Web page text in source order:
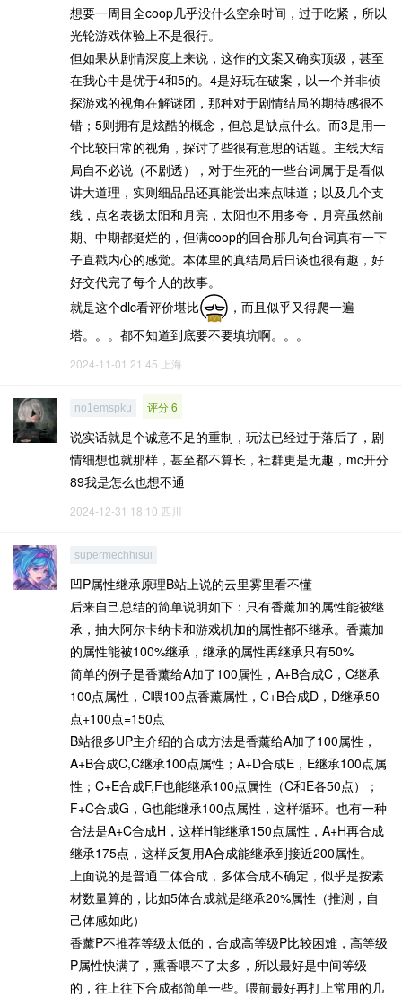
想要一周目全coop几乎没什么空余时间，过于吃紧，所以
光轮游戏体验上不是很行。
但如果从剧情深度上来说，这作的文案又确实顶级，甚至
在我心中是优于4和5的。4是好玩在破案，以一个并非侦
探游戏的视角在解谜团，那种对于剧情结局的期待感很不
错；5则拥有是炫酷的概念，但总是缺点什么。而3是用一
个比较日常的视角，探讨了些很有意思的话题。主线大结
局自不必说（不剧透），对于生死的一些台词属于是看似
讲大道理，实则细品品还真能尝出来点味道；以及几个支
线，点名表扬太阳和月亮，太阳也不用多夸，月亮虽然前
期、中期都挺烂的，但满coop的回合那几句台词真有一下
子直戳内心的感觉。本体里的真结局后日谈也很有趣，好
好交代完了每个人的故事。
就是这个dlc看评价堪比
，而且似乎又得爬一遍
塔。。。都不知道到底要不要填坑啊。。。
2024-11-01 21:45 上海
no1emspku 评分 6
说实话就是个诚意不足的重制，玩法已经过于落后了，剧
情细想也就那样，甚至都不算长，社群更是无趣，mc开分
89我是怎么也想不通
2024-12-31 18:10 四川
supermechhisui
凹P属性继承原理B站上说的云里雾里看不懂
后来自己总结的简单说明如下：只有香薰加的属性能被继
承，抽大阿尔卡纳卡和游戏机加的属性都不继承。香薰加
的属性能被100%继承，继承的属性再继承只有50%
简单的例子是香薰给A加了100属性，A+B合成C，C继承
100点属性，C喂100点香薰属性，C+B合成D，D继承50
点+100点=150点
B站很多UP主介绍的合成方法是香薰给A加了100属性，
A+B合成C,C继承100点属性；A+D合成E，E继承100点属
性；C+E合成F,F也能继承100点属性（C和E各50点）；
F+C合成G，G也能继承100点属性，这样循环。也有一种
合法是A+C合成H，这样H能继承150点属性，A+H再合成
继承175点，这样反复用A合成能继承到接近200属性。
上面说的是普通二体合成，多体合成不确定，似乎是按素
材数量算的，比如5体合成就是继承20%属性（推测，自
己体感如此）
香薰P不推荐等级太低的，合成高等级P比较困难，高等级
P属性快满了，熏香喂不了太多，所以最好是中间等级
的，往上往下合成都简单一些。喂前最好再打上常用的几